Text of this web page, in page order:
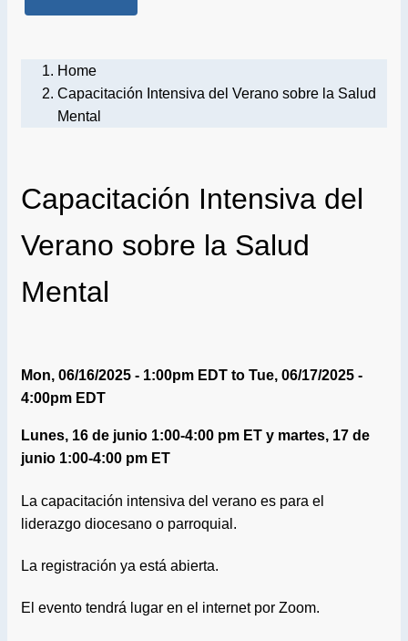
Home
Capacitación Intensiva del Verano sobre la Salud
Mental
Capacitación Intensiva del
Verano sobre la Salud
Mental
Mon, 06/16/2025 - 1:00pm EDT to Tue, 06/17/2025 -
4:00pm EDT
Lunes, 16 de junio 1:00-4:00 pm ET y martes, 17 de
junio 1:00-4:00 pm ET
La capacitación intensiva del verano es para el
liderazgo diocesano o parroquial.
La registración ya está abierta.
El evento tendrá lugar en el internet por Zoom.